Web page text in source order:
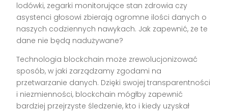
lodówki, zegarki monitorujące stan zdrowia czy
asystenci głosowi zbierają ogromne ilości danych o
naszych codziennych nawykach. Jak zapewnić, że te
dane nie będą nadużywane?
Technologia blockchain może zrewolucjonizować
sposób, w jaki zarządzamy zgodami na
przetwarzanie danych. Dzięki swojej transparentności
i niezmienności, blockchain mógłby zapewnić
bardziej przejrzyste śledzenie, kto i kiedy uzyskał